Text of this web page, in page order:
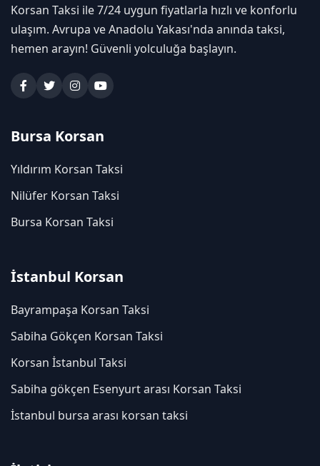
Korsan Taksi ile 7/24 uygun fiyatlarla hızlı ve konforlu
ulaşım. Avrupa ve Anadolu Yakası'nda anında taksi,
hemen arayın! Güvenli yolculuğa başlayın.
Bursa Korsan
Yıldırım Korsan Taksi
Nilüfer Korsan Taksi
Bursa Korsan Taksi
İstanbul Korsan
Bayrampaşa Korsan Taksi
Sabiha Gökçen Korsan Taksi
Korsan İstanbul Taksi
Sabiha gökçen Esenyurt arası Korsan Taksi
İstanbul bursa arası korsan taksi